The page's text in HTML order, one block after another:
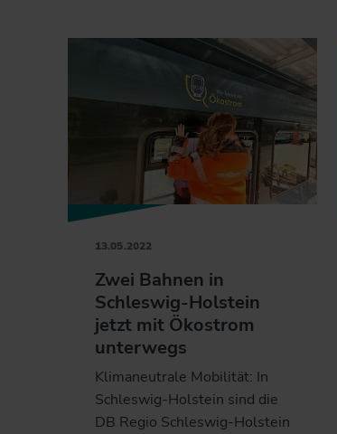
13.05.2022
Zwei Bahnen in
Schleswig-Holstein
jetzt mit Ökostrom
unterwegs
Klimaneutrale Mobilität: In
Schleswig-Holstein sind die
DB Regio Schleswig-Holstein